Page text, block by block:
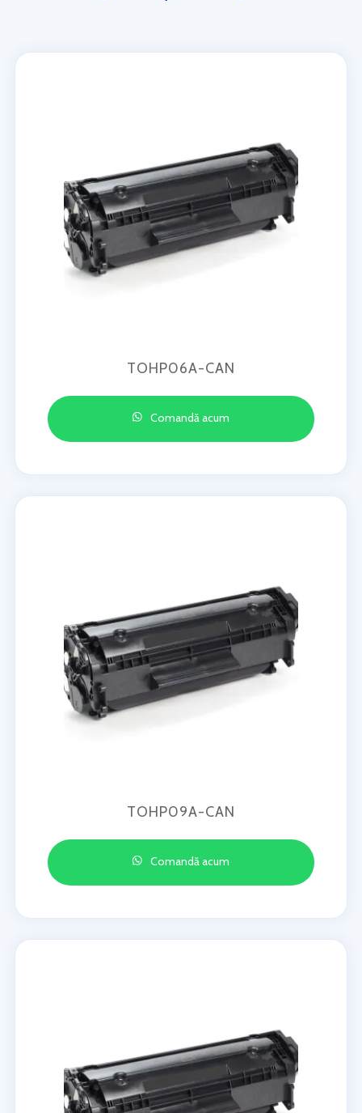
TOHP06A-CAN
Comandă acum
TOHP09A-CAN
Comandă acum